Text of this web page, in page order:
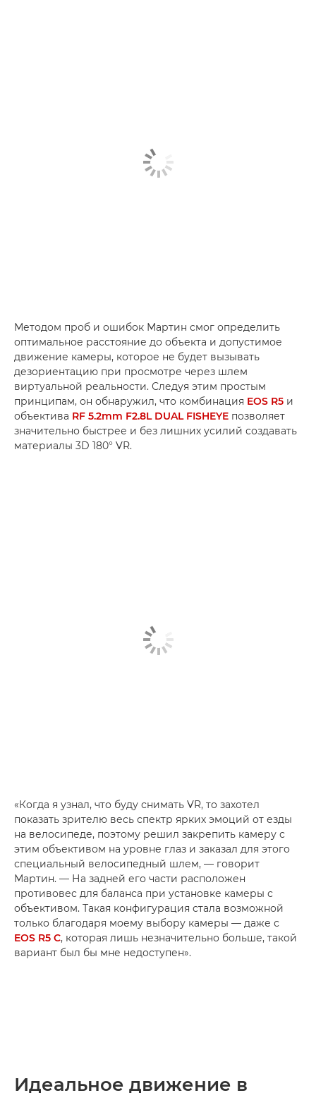
Методом проб и ошибок Мартин смог определить
оптимальное расстояние до объекта и допустимое
движение камеры, которое не будет вызывать
дезориентацию при просмотре через шлем
виртуальной реальности. Следуя этим простым
принципам, он обнаружил, что комбинация EOS R5 и
объектива RF 5.2mm F2.8L DUAL FISHEYE позволяет
значительно быстрее и без лишних усилий создавать
материалы 3D 180° VR.
«Когда я узнал, что буду снимать VR, то захотел
показать зрителю весь спектр ярких эмоций от езды
на велосипеде, поэтому решил закрепить камеру с
этим объективом на уровне глаз и заказал для этого
специальный велосипедный шлем, — говорит
Мартин. — На задней его части расположен
противовес для баланса при установке камеры с
объективом. Такая конфигурация стала возможной
только благодаря моему выбору камеры — даже с
EOS R5 C, которая лишь незначительно больше, такой
вариант был бы мне недоступен».
Идеальное движение в